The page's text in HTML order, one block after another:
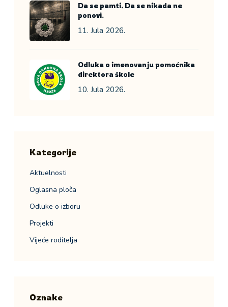
Da se pamti. Da se nikada ne
ponovi.
11. Jula 2026.
Odluka o imenovanju pomoćnika
direktora škole
10. Jula 2026.
Kategorije
Aktuelnosti
Oglasna ploča
Odluke o izboru
Projekti
Vijeće roditelja
Oznake